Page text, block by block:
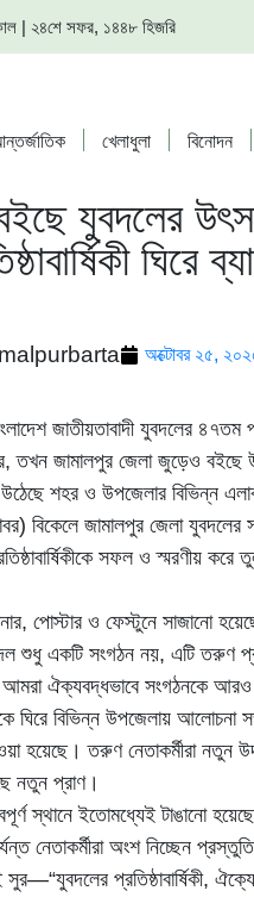
| ২৪শে সফর, ১৪৪৮ হিজরি
খেলাধুলা বিনোদন
যুবদলের
ঘিরে
অক্টোবর ২৫,
জাতীয়তাবাদী যুবদলের ৪৭তম
তখন জামালপুর জেলা জুড়েও বইছে
উঠেছে শহর ও উপজেলার বিভিন্ন
বিকেলে জামালপুর জেলা যুবদলের
সফল ও স্মরণীয়
পোস্টার ও ফেস্টুনে সাজানো
শুধু একটি সংগঠন নয়, এটি তরুণ
আমরা ঐক্যবদ্ধভাবে সংগঠনকে আরও
বিভিন্ন উপজেলায় আলোচনা
হয়েছে। তরুণ নেতাকর্মীরা নতুন
নতুন প্রাণ।
স্থানে ইতোমধ্যেই টাঙানো
নেতাকর্মীরা অংশ নিচ্ছেন
প্রতিষ্ঠাবার্ষিকী,